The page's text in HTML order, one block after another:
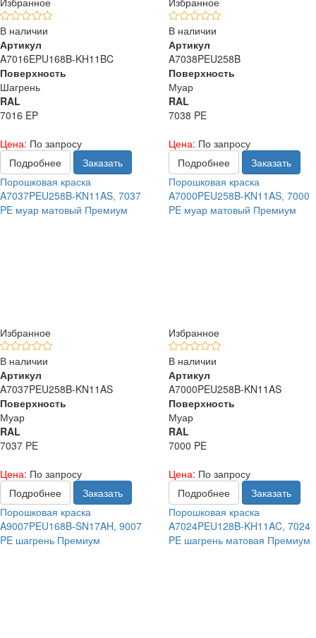
В наличии
Артикул
A7016EPU168B-KH11BC
Поверхность
Шагрень
RAL
7016 EP
Цена: По запросу
Подробнее
Заказать
В наличии
Артикул
A7038PEU258B
Поверхность
Муар
RAL
7038 PE
Цена: По запросу
Подробнее
Заказать
Порошковая краска
A7037PEU258B-KN11AS, 7037
PE муар матовый Премиум
Избранное
В наличии
Артикул
A7037PEU258B-KN11AS
Поверхность
Муар
RAL
7037 PE
Цена: По запросу
Подробнее
Заказать
Порошковая краска
A7000PEU258B-KN11AS, 7000
PE муар матовый Премиум
Избранное
В наличии
Артикул
A7000PEU258B-KN11AS
Поверхность
Муар
RAL
7000 PE
Цена: По запросу
Подробнее
Заказать
Порошковая краска
A9007PEU168B-SN17AH, 9007
PE шагрень Премиум
Порошковая краска
A7024PEU128B-KH11AC, 7024
PE шагрень матовая Премиум